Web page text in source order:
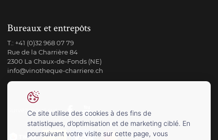
Bureaux et entrepôts
T.: +41 (0)32 968 07 79
Rue de la Charrière 84
2300 La Chaux-de-Fonds (NE)
info@vinotheque-charriere.ch
Suivez-nous sur
Ce site utilise des cookies à des fins de
statistiques, d’optimisation et de marketing ciblé. En
poursuivant votre visite sur cette page, vous